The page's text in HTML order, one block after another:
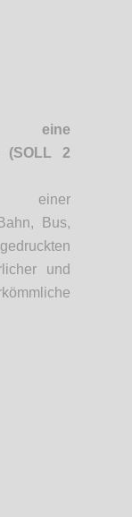
eine
(SOLL 2
einer
Bus,
und